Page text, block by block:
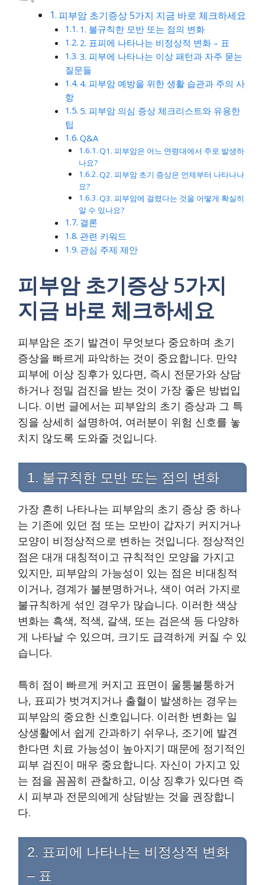
피부암 초기증상 5가지 지금 바로 체크하세요
1. 불규칙한 모반 또는 점의 변화
2. 표피에 나타나는 비정상적 변화 – 표
3. 피부에 나타나는 이상 패턴과 자주 묻는
질문들
4. 피부암 예방을 위한 생활 습관과 주의 사
항
5. 피부암 의심 증상 체크리스트와 유용한
팁
Q&A
Q1. 피부암은 어느 연령대에서 주로 발생하
나요?
Q2. 피부암 초기 증상은 언제부터 나타나나
요?
Q3. 피부암에 걸렸다는 것을 어떻게 확실히
알 수 있나요?
결론
관련 키워드
관심 주제 제안
피부암 초기증상 5가지
지금 바로 체크하세요
피부암은 조기 발견이 무엇보다 중요하며 초기
증상을 빠르게 파악하는 것이 중요합니다. 만약
피부에 이상 징후가 있다면, 즉시 전문가와 상담
하거나 정밀 검진을 받는 것이 가장 좋은 방법입
니다. 이번 글에서는 피부암의 초기 증상과 그 특
징을 상세히 설명하여, 여러분이 위험 신호를 놓
치지 않도록 도와줄 것입니다.
1. 불규칙한 모반 또는 점의 변화
가장 흔히 나타나는 피부암의 초기 증상 중 하나
는 기존에 있던 점 또는 모반이 갑자기 커지거나
모양이 비정상적으로 변하는 것입니다. 정상적인
점은 대개 대칭적이고 규칙적인 모양을 가지고
있지만, 피부암의 가능성이 있는 점은 비대칭적
이거나, 경계가 불분명하거나, 색이 여러 가지로
불규칙하게 섞인 경우가 많습니다. 이러한 색상
변화는 흑색, 적색, 갈색, 또는 검은색 등 다양하
게 나타날 수 있으며, 크기도 급격하게 커질 수 있
습니다.
특히 점이 빠르게 커지고 표면이 울퉁불퉁하거
나, 표피가 벗겨지거나 출혈이 발생하는 경우는
피부암의 중요한 신호입니다. 이러한 변화는 일
상생활에서 쉽게 간과하기 쉬우나, 조기에 발견
한다면 치료 가능성이 높아지기 때문에 정기적인
피부 검진이 매우 중요합니다. 자신이 가지고 있
는 점을 꼼꼼히 관찰하고, 이상 징후가 있다면 즉
시 피부과 전문의에게 상담받는 것을 권장합니
다.
2. 표피에 나타나는 비정상적 변화
– 표